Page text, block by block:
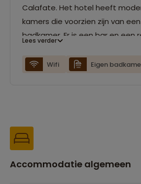
Calafate. Het hotel heeft
kamers die voorzien zijn van
badkamer. Er is een bar en een
internationale gerechten
Lees verder
Wifi Eigen
Accommodatie algemeen